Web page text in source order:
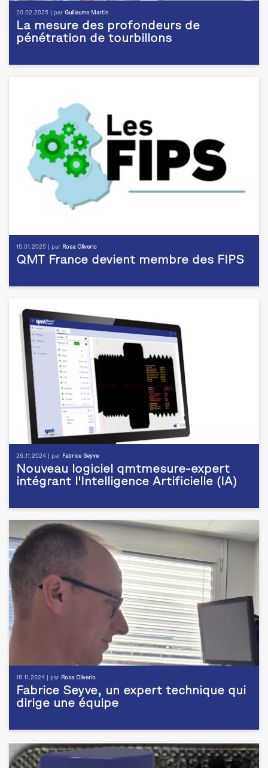
20.02.2025 | par Guillaume Martin
La mesure des profondeurs de
pénétration de tourbillons
15.01.2025 | par Rosa Oliverio
QMT France devient membre des FIPS
26.11.2024 | par Fabrice Seyve
Nouveau logiciel qmtmesure-expert
intégrant l'Intelligence Artificielle (IA)
18.11.2024 | par Rosa Oliverio
Fabrice Seyve, un expert technique qui
dirige une équipe